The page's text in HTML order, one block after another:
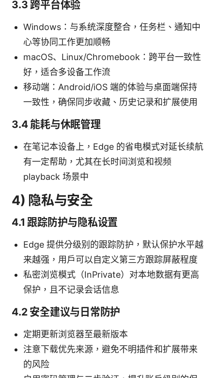
3.3 跨平台体验
Windows：与系统深度整合，任务栏、通知中
心等协同工作更加顺畅
macOS、Linux/Chromebook：跨平台一致性
好，适合多设备工作流
移动端：Android/iOS 端的体验与桌面端保持
一致性，确保同步收藏、历史记录和扩展使用
3.4 能耗与休眠管理
在笔记本设备上，Edge 的省电模式对延长续航
有一定帮助，尤其在长时间浏览和视频
playback 场景中
4) 隐私与安全
4.1 跟踪防护与隐私设置
Edge 提供分级别的跟踪防护，默认保护水平越
来越强，用户可以自定义第三方跟踪屏蔽程度
私密浏览模式（InPrivate）对本地数据有更高
保护，且不记录会话信息
4.2 安全建议与日常防护
定期更新浏览器至最新版本
注意下载优先来源，避免不明插件和扩展带来
的风险